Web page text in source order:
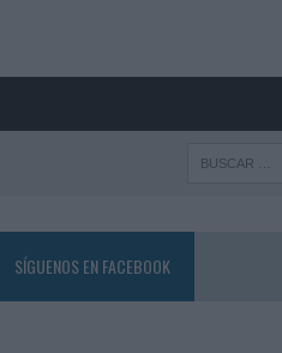
SÍGUENOS EN FACEBOOK